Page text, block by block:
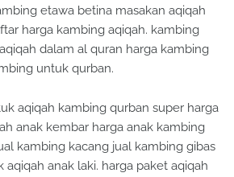
etawa betina masakan aqiqah
harga kambing aqiqah. kambing
dalam al quran harga kambing
untuk qurban.
aqiqah kambing qurban super harga
anak kembar harga anak kambing
kambing kacang jual kambing gibas
aqiqah anak laki. harga paket aqiqah